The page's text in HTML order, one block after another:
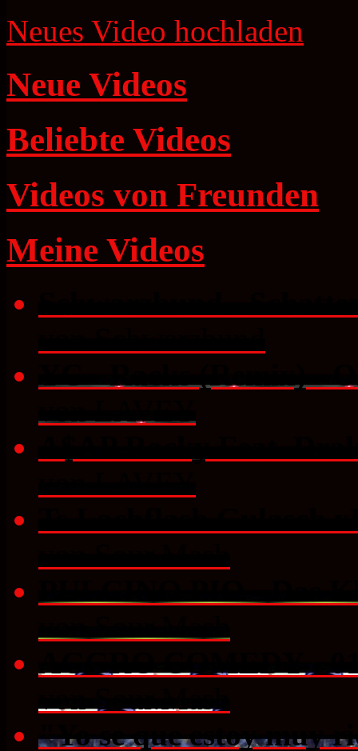
Neues Video hochladen
Neue Videos
Beliebte Videos
Videos von Freunden
Meine Videos
YC - Racks (Remix) -
von LAVEY
AGGRO COMEDY -
von Sour.Mash
"Yo se que estoy muy